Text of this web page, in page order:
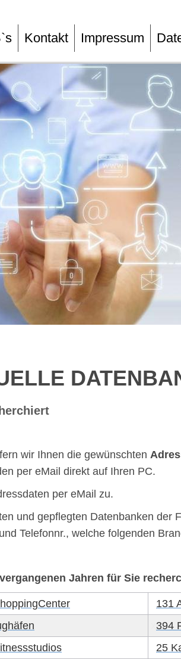
Kontakt Impressum
wir Ihnen die gewünschten
per eMail direkt auf Ihren PC.
per eMail zu.
und gepflegten Datenbanken der
Telefonnr., welche folgenden
Jahren für Sie
131
394
25